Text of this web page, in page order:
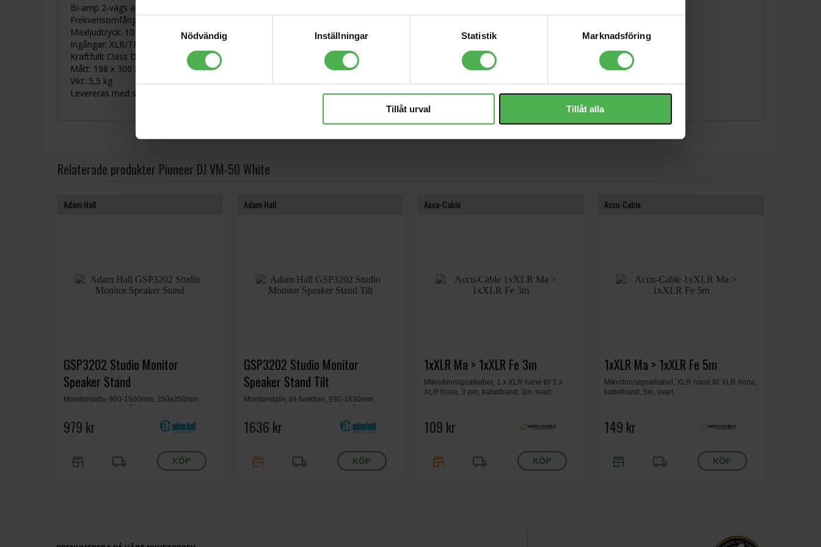
Samtyckesval
Nödvändig
Inställningar Statistik Marknadsföring
Tillåt urval Tillåt alla
Bi-amp 2-vägs aktiv högtalare
Frekvensomfång: 40 Hz – 36 kHz
Maxljudtryck: 107 dB
Ingångar: XLR/TRS combo och RCA
Kraftfullt Class D 96 kHz DSP med EQ-inställningar (High och Low, 4 nivåer vardera)
Mått: 198 x 300 x 265 mm
Vikt: 5,5 kg
Levereras med strömkabel, fotdynor, manual
Relaterade produkter Pioneer DJ VM-50 White
Adam Hall
GSP3202 Studio Monitor
Speaker Stand
Monitorstativ, 900-1500mm, 250x250mm
979 kr
store local_shipping
Adam Hall
GSP3202 Studio Monitor
Speaker Stand Tilt
Monitorstativ, tilt-funktion, 930-1530mm,
1636 kr
store local_shipping
Accu-Cable
1xXLR Ma > 1xXLR Fe 3m
Mikrofon/signalkabel, 1 x XLR hane till 1 x
XLR hona, 3-pin, kabelband, 3m, svart.
109 kr
store local_shipping
Accu-Cable
1xXLR Ma > 1xXLR Fe 5m
Mikrofon/signalkabel, XLR hane till XLR hona,
kabelband, 5m, svart.
149 kr
store local_shipping